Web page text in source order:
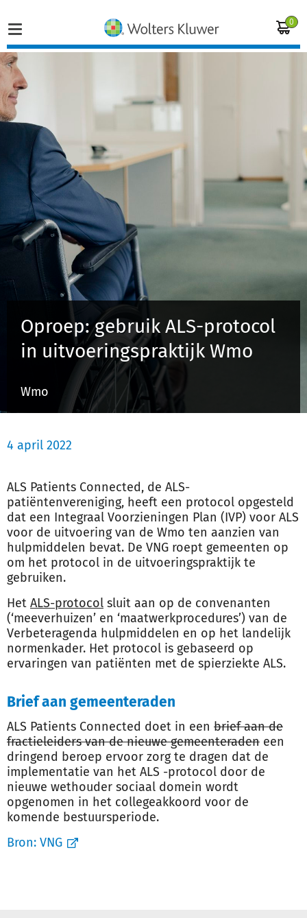
0
Vakgebieden
Actueel
Producten
Opleidingen
Juridisch advies
Inloggen op de kennisbank
Inloggen
Registreren
Oproep: gebruik ALS-protocol
in uitvoeringspraktijk Wmo
Wmo
4 april 2022
ALS Patients Connected, de ALS-
patiëntenvereniging, heeft een protocol opgesteld
dat een Integraal Voorzieningen Plan (IVP) voor ALS
voor de uitvoering van de Wmo ten aanzien van
hulpmiddelen bevat. De VNG roept gemeenten op
om het protocol in de uitvoeringspraktijk te
gebruiken.
Het ALS-protocol sluit aan op de convenanten
(‘meeverhuizen’ en ‘maatwerkprocedures’) van de
Verbeteragenda hulpmiddelen en op het landelijk
normenkader. Het protocol is gebaseerd op
ervaringen van patiënten met de spierziekte ALS.
Brief aan gemeenteraden
ALS Patients Connected doet in een brief aan de
fractieleiders van de nieuwe gemeenteraden een
dringend beroep ervoor zorg te dragen dat de
implementatie van het ALS -protocol door de
nieuwe wethouder sociaal domein wordt
opgenomen in het collegeakkoord voor de
komende bestuursperiode.
Bron: VNG